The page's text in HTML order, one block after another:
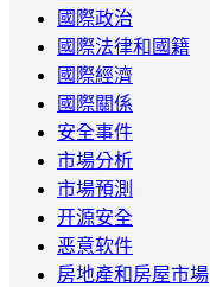
國際政治
國際法律和國籍
國際經濟
國際關係
安全事件
市場分析
市場預測
开源安全
恶意软件
房地產和房屋市場